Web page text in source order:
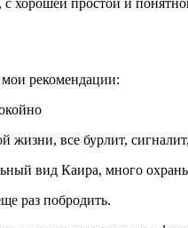
мои рекомендации:
жизни, все бурлит,
вид Каира, много
раз побродить.